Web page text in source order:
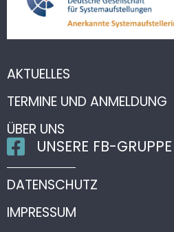
AKTUELLES
TERMINE UND ANMELDUNG
ÜBER UNS
UNSERE FB-GRUPPE
DATENSCHUTZ
IMPRESSUM